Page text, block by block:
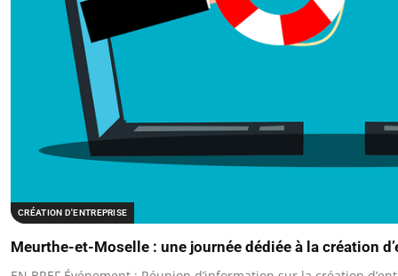
CRÉATION D'ENTREPRISE
Meurthe-et-Moselle : une journée dédiée à la création